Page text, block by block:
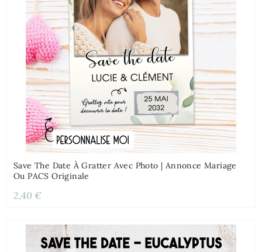
Save The Date À Gratter Avec Photo | Annonce Mariage
Ou PACS Originale
2,40 €